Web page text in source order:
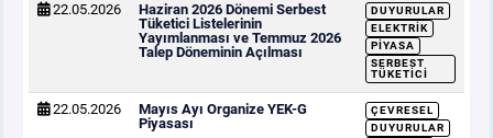
22.05.2026
Haziran 2026 Dönemi Serbest
Tüketici Listelerinin
Yayımlanması ve Temmuz 2026
Talep Döneminin Açılması
DUYURULAR
ELEKTRIK
PIYASA
SERBEST
TÜKETICI
22.05.2026
Mayıs Ayı Organize YEK-G
Piyasası
ÇEVRESEL
DUYURULAR